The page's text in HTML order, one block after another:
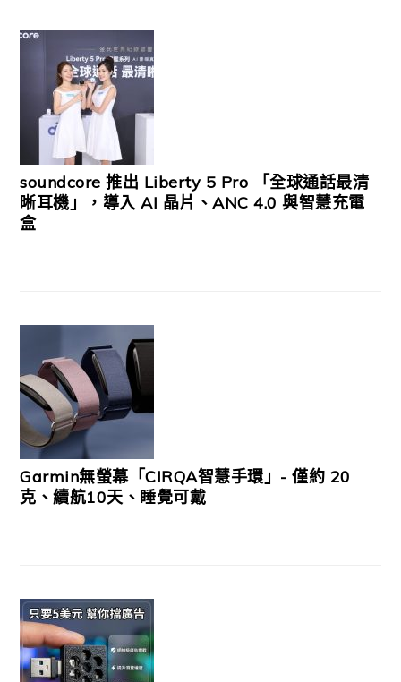
soundcore 推出 Liberty 5 Pro 「全球通話最清
晰耳機」，導入 AI 晶片、ANC 4.0 與智慧充電
盒
Garmin無螢幕「CIRQA智慧手環」- 僅約 20
克、續航10天、睡覺可戴